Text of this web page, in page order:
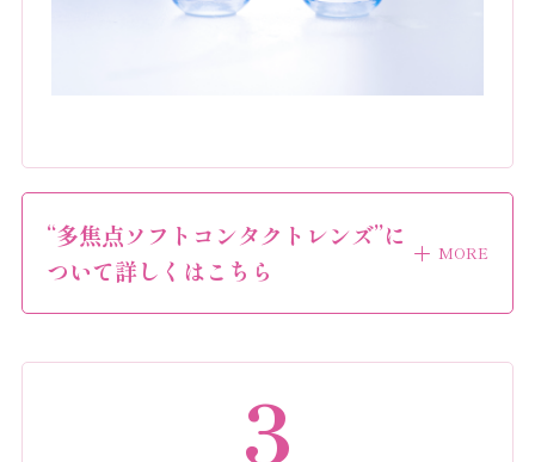
“多焦点ソフトコンタクトレンズ”に
ついて詳しくはこちら
3